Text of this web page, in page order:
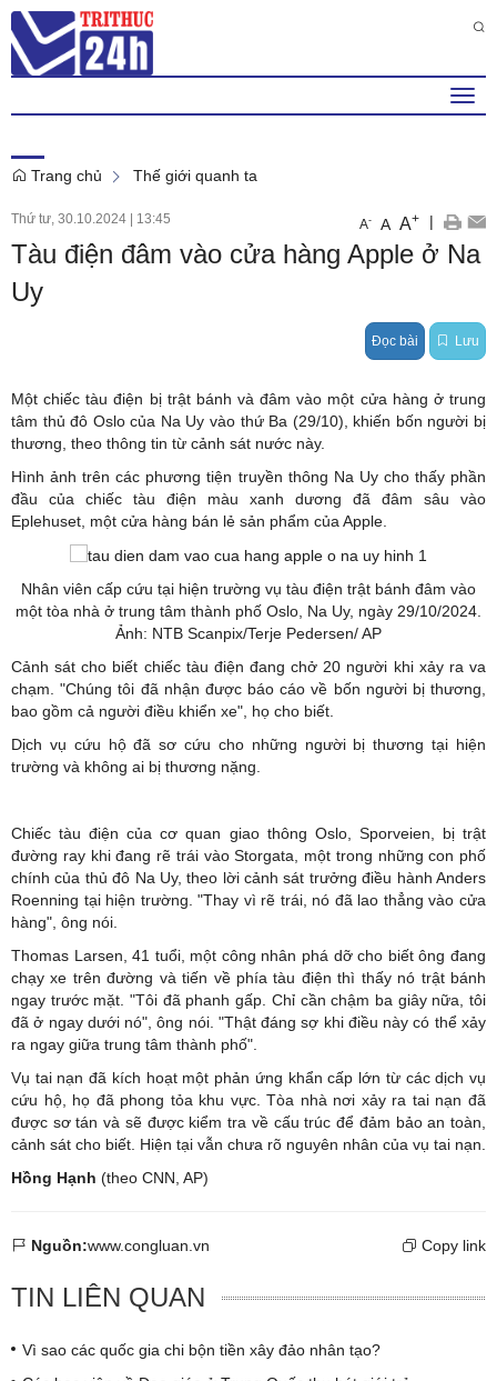
Trang chủ Thế giới quanh ta
Thứ tư, 30.10.2024 | 13:45 A- A A+ |
Tàu điện đâm vào cửa hàng Apple ở Na
Uy
Đọc bài Lưu
Một chiếc tàu điện bị trật bánh và đâm vào một cửa hàng ở trung
tâm thủ đô Oslo của Na Uy vào thứ Ba (29/10), khiến bốn người bị
thương, theo thông tin từ cảnh sát nước này.
Hình ảnh trên các phương tiện truyền thông Na Uy cho thấy phần
đầu của chiếc tàu điện màu xanh dương đã đâm sâu vào
Eplehuset, một cửa hàng bán lẻ sản phẩm của Apple.
Nhân viên cấp cứu tại hiện trường vụ tàu điện trật bánh đâm vào
một tòa nhà ở trung tâm thành phố Oslo, Na Uy, ngày 29/10/2024.
Ảnh: NTB Scanpix/Terje Pedersen/ AP
Cảnh sát cho biết chiếc tàu điện đang chở 20 người khi xảy ra va
chạm. "Chúng tôi đã nhận được báo cáo về bốn người bị thương,
bao gồm cả người điều khiển xe", họ cho biết.
Dịch vụ cứu hộ đã sơ cứu cho những người bị thương tại hiện
trường và không ai bị thương nặng.
Chiếc tàu điện của cơ quan giao thông Oslo, Sporveien, bị trật
đường ray khi đang rẽ trái vào Storgata, một trong những con phố
chính của thủ đô Na Uy, theo lời cảnh sát trưởng điều hành Anders
Roenning tại hiện trường. "Thay vì rẽ trái, nó đã lao thẳng vào cửa
hàng", ông nói.
Thomas Larsen, 41 tuổi, một công nhân phá dỡ cho biết ông đang
chạy xe trên đường và tiến về phía tàu điện thì thấy nó trật bánh
ngay trước mặt. "Tôi đã phanh gấp. Chỉ cần chậm ba giây nữa, tôi
đã ở ngay dưới nó", ông nói. "Thật đáng sợ khi điều này có thể xảy
ra ngay giữa trung tâm thành phố".
Vụ tai nạn đã kích hoạt một phản ứng khẩn cấp lớn từ các dịch vụ
cứu hộ, họ đã phong tỏa khu vực. Tòa nhà nơi xảy ra tai nạn đã
được sơ tán và sẽ được kiểm tra về cấu trúc để đảm bảo an toàn,
cảnh sát cho biết. Hiện tại vẫn chưa rõ nguyên nhân của vụ tai nạn.
Hồng Hạnh (theo CNN, AP)
Nguồn:www.congluan.vn Copy link
TIN LIÊN QUAN
Vì sao các quốc gia chi bộn tiền xây đảo nhân tạo?